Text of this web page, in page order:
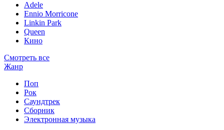
Adele
Ennio Morricone
Linkin Park
Queen
Кино
Смотреть все
Жанр
Поп
Рок
Саундтрек
Сборник
Электронная музыка